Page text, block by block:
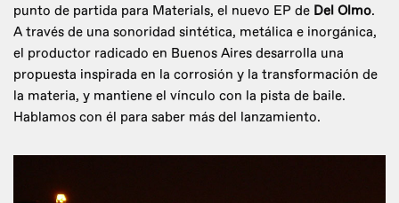
punto de partida para Materials, el nuevo EP de Del Olmo.
A través de una sonoridad sintética, metálica e inorgánica,
el productor radicado en Buenos Aires desarrolla una
propuesta inspirada en la corrosión y la transformación de
la materia, y mantiene el vínculo con la pista de baile.
Hablamos con él para saber más del lanzamiento.